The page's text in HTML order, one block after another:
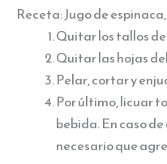
Receta: Jugo de
Quitar los tallos
Quitar las hojas
Pelar, cortar y
Por último, licuar
bebida. En caso
necesario que